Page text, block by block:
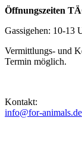
Öffnungszeiten
Gassigehen: 10-13
Vermittlungs- und
Termin möglich.
Kontakt:
info@for-animals.de